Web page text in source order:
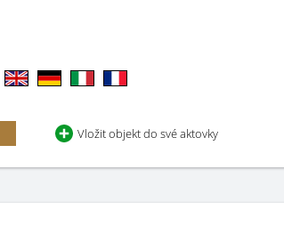
Vložit objekt do své aktovky